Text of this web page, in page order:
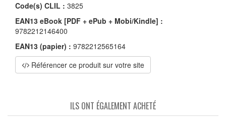
Code(s) CLIL : 3825
EAN13 eBook [PDF + ePub + Mobi/Kindle] :
9782212146400
EAN13 (papier) : 9782212565164
Référencer ce produit sur votre site
ILS ONT ÉGALEMENT ACHETÉ